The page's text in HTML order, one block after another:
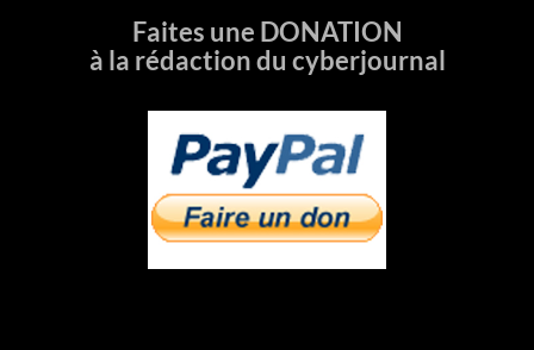
Faites une DONATION
à la rédaction du cyberjournal